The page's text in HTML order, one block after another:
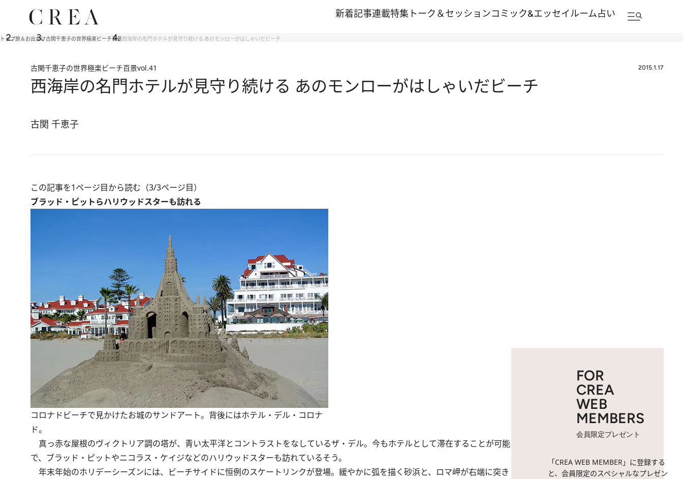
新着記事連載特集 トーク＆セッションコミック&エッセイルーム占い
トップ旅＆お出かけ古関千恵子の世界極楽ビーチ百景西海岸の名門ホテルが見守り続ける あのモンローがはしゃいだビーチ
古関千恵子の世界極楽ビーチ百景vol.41 2015.1.17
西海岸の名門ホテルが見守り続ける あのモンローがはしゃいだビーチ
古関 千恵子
この記事を1ページ目から読む（3/3ページ目）
ブラッド・ピットらハリウッドスターも訪れる
コロナドビーチで見かけたお城のサンドアート。背後にはホテル・デル・コロナ
ド。
真っ赤な屋根のヴィクトリア調の塔が、青い太平洋とコントラストをなしているザ・デル。今もホテルとして滞在することが可能
で、ブラッド・ピットやニコラス・ケイジなどのハリウッドスターも訪れているそう。
年末年始のホリデーシーズンには、ビーチサイドに恒例のスケートリンクが登場。緩やかに弧を描く砂浜と、ロマ岬が右端に突き
FOR
CREA
WEB
MEMBERS
会員限定プレゼント
「CREA WEB MEMBER」に登録する
と、会員限定のスペシャルなプレゼン